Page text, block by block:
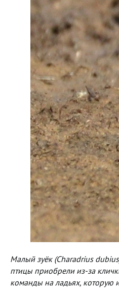
Малый зуёк (Charadrius
птицы приобрели из-за
команды на ладьях, которую